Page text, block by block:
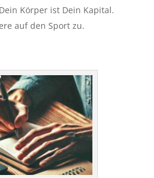
Körper ist Dein Kapital.
auf den Sport zu.